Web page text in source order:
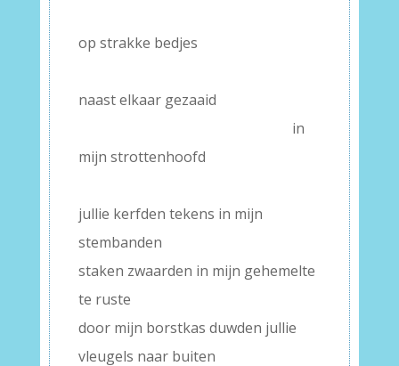
op strakke bedjes
naast elkaar gezaaid
in
mijn strottenhoofd
jullie kerfden tekens in mijn
stembanden
staken zwaarden in mijn gehemelte
te ruste
door mijn borstkas duwden jullie
vleugels naar buiten